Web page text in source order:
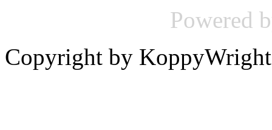
Powered
Copyright by KoppyWright